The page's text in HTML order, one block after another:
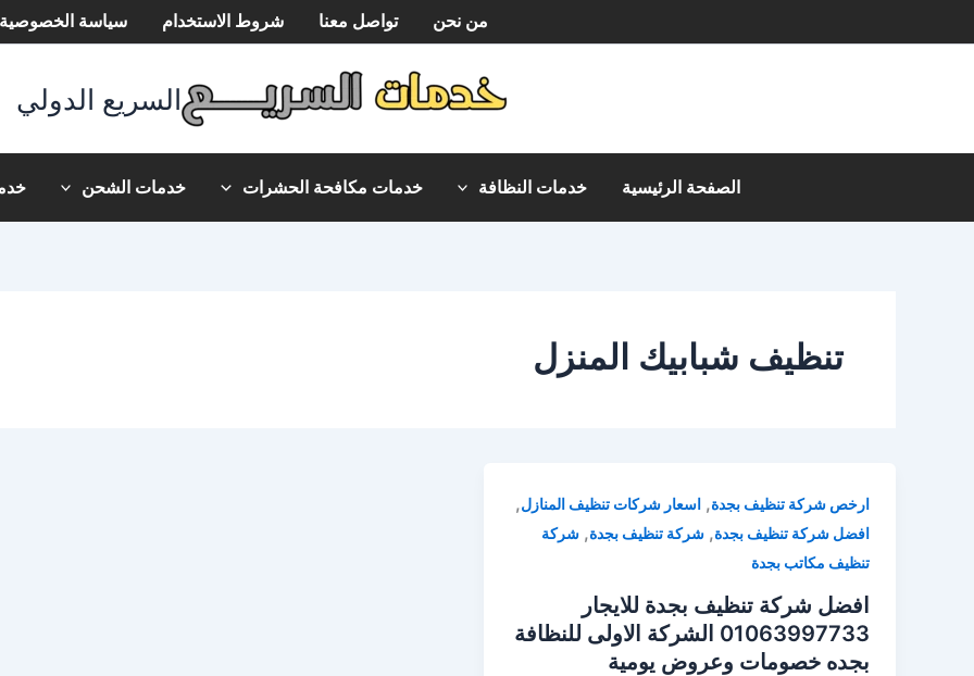
إلى
من نحن تواصل معنا شروط الاستخدام سياسة الخصوصية
السريع الدولي
الصفحة الرئيسية خدمات النظافة خدمات مكافحة الحشرات خدمات الشحن
تنظيف شبابيك المنزل
ارخص شركة تنظيف بجدة, اسعار شركات تنظيف المنازل,
افضل شركة تنظيف بجدة, شركة تنظيف بجدة, شركة
تنظيف مكاتب بجدة
افضل شركة تنظيف بجدة للايجار
01063997733 الشركة الاولى للنظافة
بجده خصومات وعروض يومية